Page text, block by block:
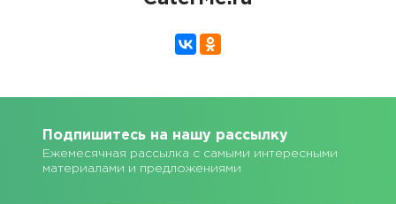
Подпишитесь на нашу рассылку
Ежемесячная рассылка с самыми интересными
материалами и предложениями